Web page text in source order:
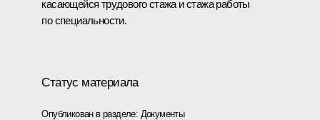
касающейся трудового стажа и стажа работы
по специальности.
Статус материала
Опубликован в разделе: Документы